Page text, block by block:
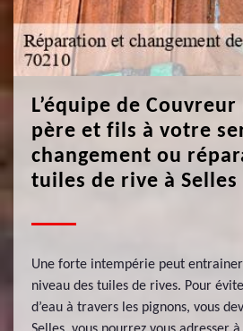
L’équipe de Couvreur
père et fils à votre
changement ou
tuiles de rive à Selles
Une forte intempérie peut
niveau des tuiles de rives. Pour
d’eau à travers les pignons, vous